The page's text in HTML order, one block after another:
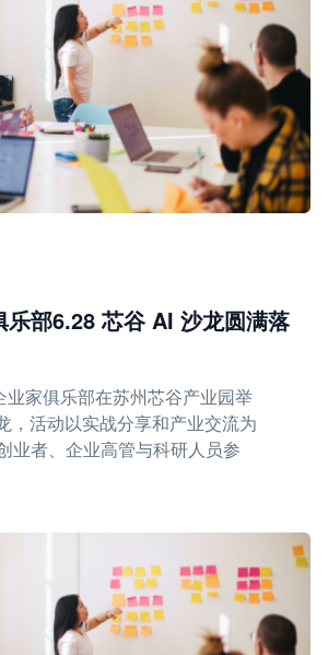
乐部6.28 芯谷 AI 沙龙圆满落
家俱乐部在苏州芯谷产业园举
，活动以实战分享和产业交流为
业者、企业高管与科研人员参